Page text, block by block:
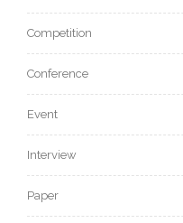
Competition
Conference
Event
Interview
Paper